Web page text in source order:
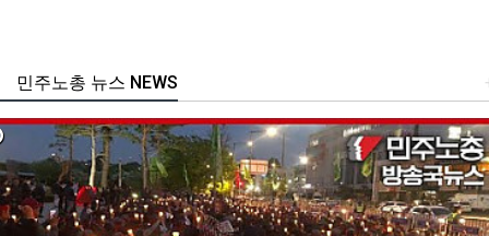
주노총 뉴스 NEWS